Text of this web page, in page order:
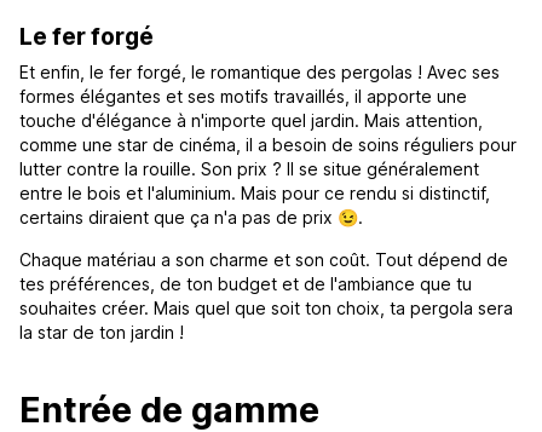
Le fer forgé
Et enfin, le fer forgé, le romantique des pergolas ! Avec ses
formes élégantes et ses motifs travaillés, il apporte une
touche d'élégance à n'importe quel jardin. Mais attention,
comme une star de cinéma, il a besoin de soins réguliers pour
lutter contre la rouille. Son prix ? Il se situe généralement
entre le bois et l'aluminium. Mais pour ce rendu si distinctif,
certains diraient que ça n'a pas de prix 😉.
Chaque matériau a son charme et son coût. Tout dépend de
tes préférences, de ton budget et de l'ambiance que tu
souhaites créer. Mais quel que soit ton choix, ta pergola sera
la star de ton jardin !
Entrée de gamme